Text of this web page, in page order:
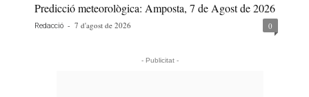
Predicció meteorològica: Amposta, 7 de Agost de 2026
Redacció - 7 d'agost de 2026 0
- Publicitat -